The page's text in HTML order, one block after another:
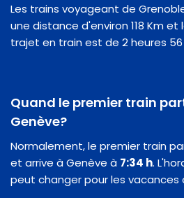
Les trains voyageant de
une distance d'environ 118 Km
trajet en train est de 2 heures
Quand le premier train
Genève?
Normalement, le premier train
et arrive à Genève à 7:34 h.
peut changer pour les vacances